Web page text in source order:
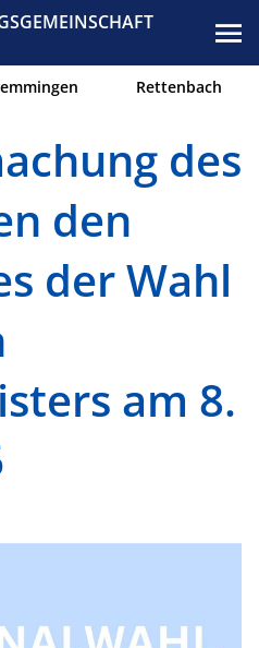
Rettenbach
des
den
der Wahl
am 8.